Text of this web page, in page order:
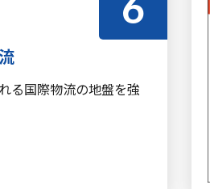
る国際物流の地盤を強